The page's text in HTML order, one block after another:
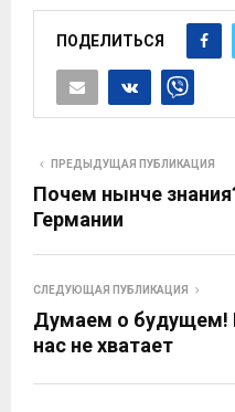
ПОДЕЛИТЬСЯ
ПРЕДЫДУЩАЯ ПУБЛИКАЦИЯ
Почем нынче
Германии
СЛЕДУЮЩАЯ ПУБЛИКАЦИЯ
Думаем о будущем!
нас не хватает